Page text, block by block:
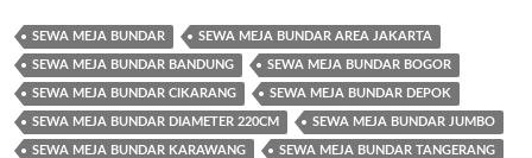
SEWA MEJA BUNDAR SEWA MEJA BUNDAR AREA JAKARTA
SEWA MEJA BUNDAR BANDUNG SEWA MEJA BUNDAR BOGOR
SEWA MEJA BUNDAR CIKARANG SEWA MEJA BUNDAR DEPOK
SEWA MEJA BUNDAR DIAMETER 220CM SEWA MEJA BUNDAR JUMBO
SEWA MEJA BUNDAR KARAWANG SEWA MEJA BUNDAR TANGERANG